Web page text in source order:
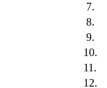
7.
8.
9.
10.
11.
12.